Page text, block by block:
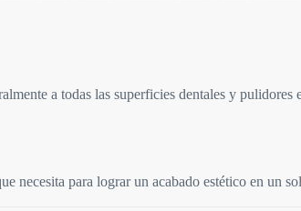
a todas las superficies dentales y pulidores
necesita para lograr un acabado estético en un